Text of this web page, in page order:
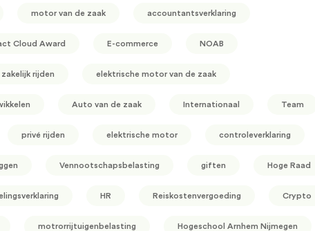
motor van de zaak accountantsverklaring
Cloud Award E-commerce NOAB
zakelijk rijden elektrische motor van de zaak
Auto van de zaak Internationaal Team
privé rijden elektrische motor controleverklaring
Vennootschapsbelasting giften Hoge Raad
HR Reiskostenvergoeding Crypto
motrorrijtuigenbelasting Hogeschool Arnhem Nijmegen